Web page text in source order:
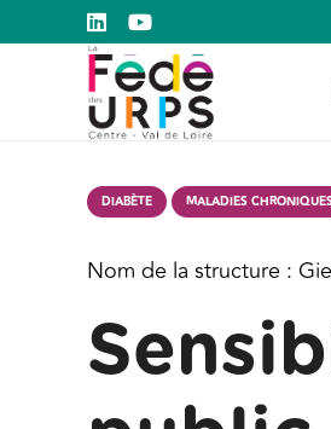
DIABÈTE MALADIES
Nom de la structure :